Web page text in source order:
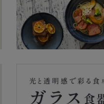
り・丼
ン鉢
食品 ~からだ想いの食卓~
白い食器セット
まとめ買いでお得なセッ
- Eギフト